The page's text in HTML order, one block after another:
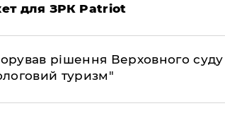
для ЗРК Patriot
рішення Верховного суду
туризм"